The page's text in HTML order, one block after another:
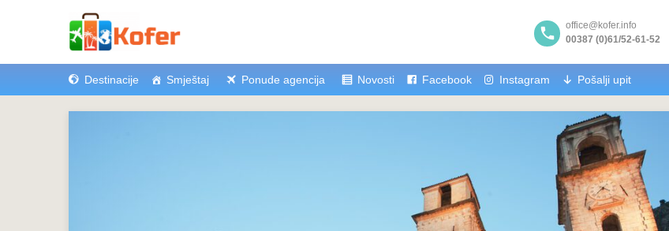
office@kofer.info
00387 (0)61/52-61-52
Destinacije Smještaj Ponude agencija Novosti Facebook Instagram Pošalji upit